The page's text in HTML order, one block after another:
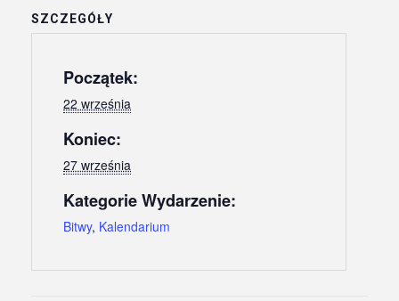
SZCZEGÓŁY
Początek:
22 września
Koniec:
27 września
Kategorie Wydarzenie:
Bitwy, Kalendarium